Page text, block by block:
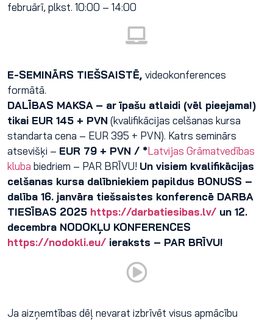
februārī, plkst. 10:00 – 14:00
E-SEMINĀRS TIEŠSAISTĒ, videokonferences
formātā.
DALĪBAS MAKSA – ar īpašu atlaidi (vēl pieejama!)
tikai EUR 145 + PVN (kvalifikācijas celšanas kursa
standarta cena – EUR 395 + PVN). Katrs seminārs
atsevišķi – EUR 79 + PVN / *Latvijas Grāmatvedības
kluba biedriem – PAR BRĪVU! Un visiem kvalifikācijas
celšanas kursa dalībniekiem papildus BONUSS –
dalība 16. janvāra tiešsaistes konferencē DARBA
TIESĪBAS 2025 https://darbatiesibas.lv/ un 12.
decembra NODOKĻU KONFERENCES
https://nodokli.eu/ ieraksts – PAR BRĪVU!
Ja aizņemtības dēļ nevarat izbrīvēt visus apmācību